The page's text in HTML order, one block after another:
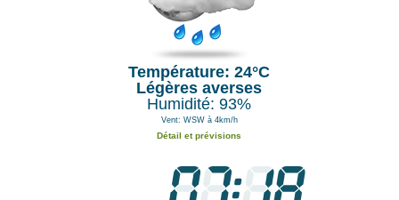
Température: 24°C
Légères averses
Humidité: 93%
Vent: WSW à 4km/h
Détail et prévisions